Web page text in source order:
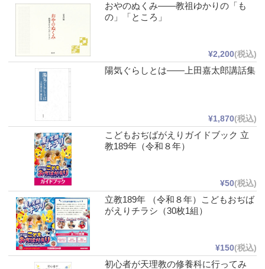
おやのぬくみ――教祖ゆかりの「も
の」「ところ」
¥2,200(税込)
陽気ぐらしとは――上田嘉太郎講話集
¥1,870(税込)
こどもおぢばがえりガイドブック 立
教189年（令和８年）
¥50(税込)
立教189年 （令和８年）こどもおぢば
がえりチラシ（30枚1組）
¥150(税込)
初心者が天理教の修養科に行ってみ